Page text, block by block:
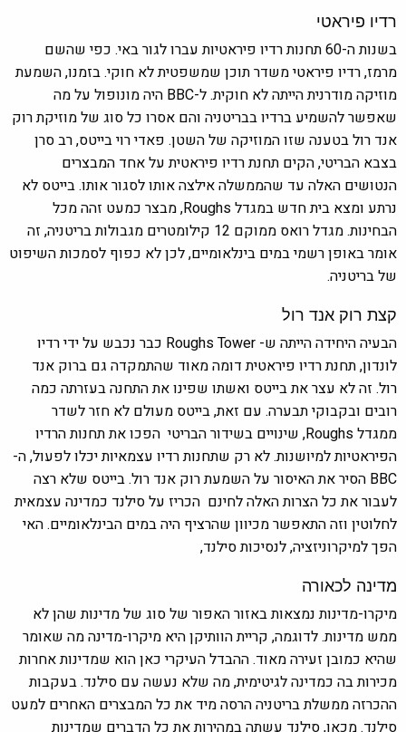
רדיו פיראטי
בשנות ה-60 תחנות רדיו פיראטיות עברו לגור באי. כפי שהשם
מרמז, רדיו פיראטי משדר תוכן שמשפטית לא חוקי. בזמנו, השמעת
מוזיקה מודרנית הייתה לא חוקית. ל-BBC היה מונופול על מה
שאפשר להשמיע ברדיו בבריטניה והם אסרו כל סוג של מוזיקת רוק
אנד רול בטענה שזו המוזיקה של השטן. פאדי רוי בייטס, רב סרן
בצבא הבריטי, הקים תחנת רדיו פיראטית על אחד המבצרים
הנטושים האלה עד שהממשלה אילצה אותו לסגור אותו. בייטס לא
נרתע ומצא בית חדש במגדל Roughs, מבצר כמעט זהה מכל
הבחינות. מגדל רואס ממוקם 12 קילומטרים מגבולות בריטניה, זה
אומר באופן רשמי במים בינלאומיים, לכן לא כפוף לסמכות השיפוט
של בריטניה.
קצת רוק אנד רול
הבעיה היחידה הייתה ש- Roughs Tower כבר נכבש על ידי רדיו
לונדון, תחנת רדיו פיראטית דומה מאוד שהתמקדה גם ברוק אנד
רול. זה לא עצר את בייטס ואשתו שפינו את התחנה בעזרתה כמה
רובים ובקבוקי תבערה. עם זאת, בייטס מעולם לא חזר לשדר
ממגדל Roughs, שינויים בשידור הבריטי הפכו את תחנות הרדיו
הפיראטיות למיושנות. לא רק שתחנות רדיו עצמאיות יכלו לפעול, ה-
BBC הסיר את האיסור על השמעת רוק אנד רול. בייטס שלא רצה
לעבור את כל הצרות האלה לחינם הכריז על סילנד כמדינה עצמאית
לחלוטין וזה התאפשר מכיוון שהרציף היה במים הבינלאומיים. האי
הפך למיקרוניזציה, לנסיכות סילנד,
מדינה לכאורה
מיקרו-מדינות נמצאות באזור האפור של סוג של מדינות שהן לא
ממש מדינות. לדוגמה, קריית הוותיקן היא מיקרו-מדינה מה שאומר
שהיא כמובן זעירה מאוד. ההבדל העיקרי כאן הוא שמדינות אחרות
מכירות בה כמדינה לגיטימית, מה שלא נעשה עם סילנד. בעקבות
ההכרזה ממשלת בריטניה הרסה מיד את כל המבצרים האחרים למעט
סילנד. מכאן, סילנד עשתה במהירות את כל הדברים שמדינות